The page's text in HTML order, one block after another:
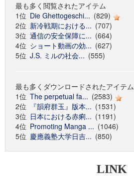
最も多く閲覧されたアイテム
1位 Die Ghettogeschi... (829)
2位 新冷戦期における... (707)
3位 通信の安全保障に... (664)
4位 ショート動画の効... (627)
5位 J.S. ミルの社会... (555)
最も多くダウンロードされたアイテム
1位 The perpetual fa... (2583)
2位
『韻府群玉』版本... (1531)
3位 日本における赤痢... (1191)
4位 Promoting Manga ... (1046)
5位 慶應義塾大学日吉... (850)
LINK